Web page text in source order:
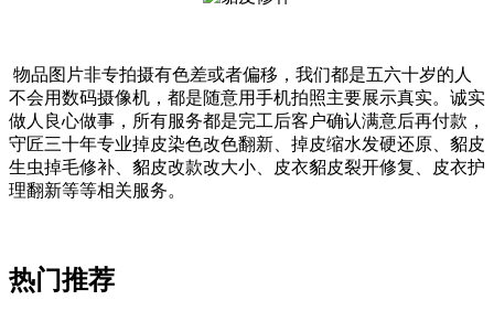
物品图片非专拍摄有色差或者偏移，我们都是五六十岁的人
不会用数码摄像机，都是随意用手机拍照主要展示真实。诚实
做人良心做事，所有服务都是完工后客户确认满意后再付款，
守匠三十年专业掉皮染色改色翻新、掉皮缩水发硬还原、貂皮
生虫掉毛修补、貂皮改款改大小、皮衣貂皮裂开修复、皮衣护
理翻新等等相关服务。
热门推荐